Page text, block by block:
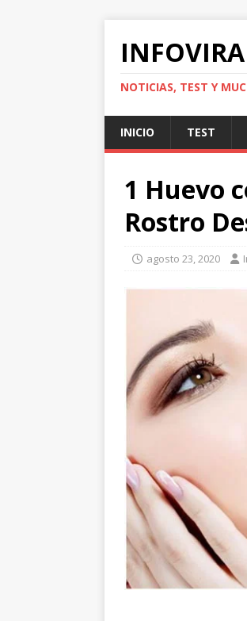
NOTICIAS, TEST Y
INICIO TEST
1 Huevo
Rostro
agosto 23, 2020